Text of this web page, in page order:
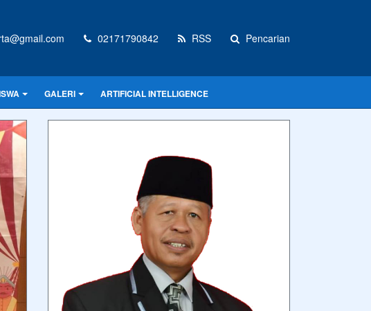
02171790842 RSS Pencarian
GALERI ARTIFICIAL INTELLIGENCE